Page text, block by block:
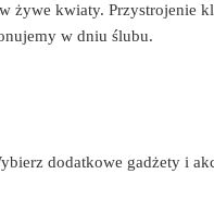
żywe kwiaty.
w dniu ślubu.
dodatkowe gadżety i